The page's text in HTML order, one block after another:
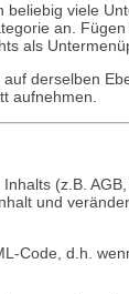
viele
an.
als
derselben
aufnehmen.
(z.B.
und
Code, d.h.